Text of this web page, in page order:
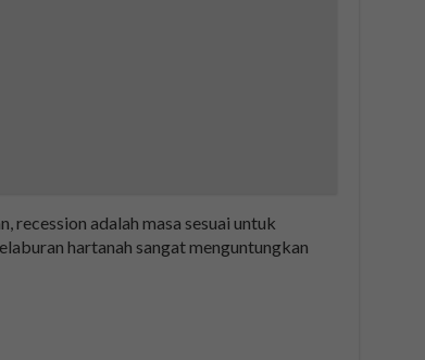
recession adalah masa sesuai untuk
hartanah sangat menguntungkan